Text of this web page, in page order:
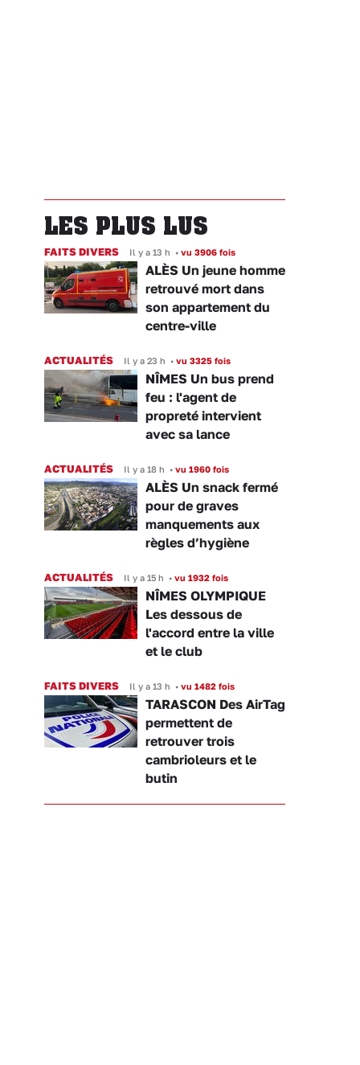
LES PLUS LUS
FAITS DIVERS Il y a 13 h • vu 3906 fois
ALÈS Un jeune homme
retrouvé mort dans
son appartement du
centre-ville
ACTUALITÉS Il y a 23 h • vu 3325 fois
NÎMES Un bus prend
feu : l'agent de
propreté intervient
avec sa lance
ACTUALITÉS Il y a 18 h • vu 1960 fois
ALÈS Un snack fermé
pour de graves
manquements aux
règles d’hygiène
ACTUALITÉS Il y a 15 h • vu 1932 fois
NÎMES OLYMPIQUE
Les dessous de
l'accord entre la ville
et le club
FAITS DIVERS Il y a 13 h • vu 1482 fois
TARASCON Des AirTag
permettent de
retrouver trois
cambrioleurs et le
butin